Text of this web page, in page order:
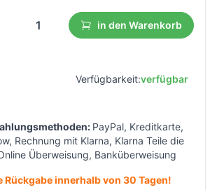
in den Warenkorb
Verfügbarkeit:verfügbar
PayPal, Kreditkarte,
Rechnung mit Klarna, Klarna Teile die
Überweisung, Banküberweisung
Rückgabe innerhalb von 30 Tagen!